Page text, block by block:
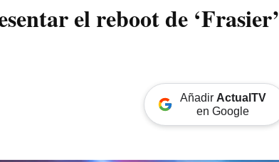
el reboot de ‘Frasier’
Añadir ActualTV
en Google